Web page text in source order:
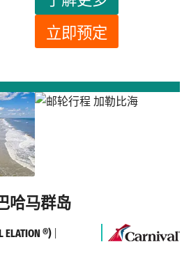
立即预定
哈马群岛
®)|